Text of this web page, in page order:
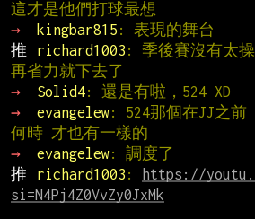
這才是他們打球最想
→
kingbar815 : 表現的舞台
推
richard1003 : 季後賽沒有太
再省力就下去了
→
Solid4: 還是有啦，524 XD
→
evangelew: 524那個在JJ之前
何時 才也有一樣的
→
evangelew: 調度了
推
richard1003 :
https://
si=N4Pj4Z0VvZy0JxMk